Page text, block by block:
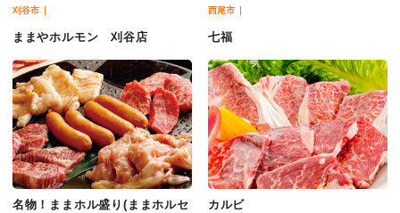
刈谷市
ままやホルモン 刈谷店
名物！ままホル盛り(ままホルセ
西尾市
七福
カルビ